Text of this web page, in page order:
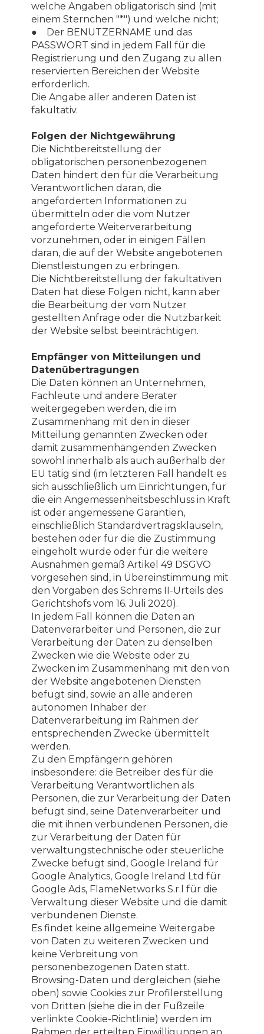
welche Angaben obligatorisch sind (mit
einem Sternchen "*") und welche nicht;
● Der BENUTZERNAME und das
PASSWORT sind in jedem Fall für die
Registrierung und den Zugang zu allen
reservierten Bereichen der Website
erforderlich.
Die Angabe aller anderen Daten ist
fakultativ.
Folgen der Nichtgewährung
Die Nichtbereitstellung der
obligatorischen personenbezogenen
Daten hindert den für die Verarbeitung
Verantwortlichen daran, die
angeforderten Informationen zu
übermitteln oder die vom Nutzer
angeforderte Weiterverarbeitung
vorzunehmen, oder in einigen Fällen
daran, die auf der Website angebotenen
Dienstleistungen zu erbringen.
Die Nichtbereitstellung der fakultativen
Daten hat diese Folgen nicht, kann aber
die Bearbeitung der vom Nutzer
gestellten Anfrage oder die Nutzbarkeit
der Website selbst beeinträchtigen.
Empfänger von Mitteilungen und
Datenübertragungen
Die Daten können an Unternehmen,
Fachleute und andere Berater
weitergegeben werden, die im
Zusammenhang mit den in dieser
Mitteilung genannten Zwecken oder
damit zusammenhängenden Zwecken
sowohl innerhalb als auch außerhalb der
EU tätig sind (im letzteren Fall handelt es
sich ausschließlich um Einrichtungen, für
die ein Angemessenheitsbeschluss in Kraft
ist oder angemessene Garantien,
einschließlich Standardvertragsklauseln,
bestehen oder für die die Zustimmung
eingeholt wurde oder für die weitere
Ausnahmen gemäß Artikel 49 DSGVO
vorgesehen sind, in Übereinstimmung mit
den Vorgaben des Schrems II-Urteils des
Gerichtshofs vom 16. Juli 2020).
In jedem Fall können die Daten an
Datenverarbeiter und Personen, die zur
Verarbeitung der Daten zu denselben
Zwecken wie die Website oder zu
Zwecken im Zusammenhang mit den von
der Website angebotenen Diensten
befugt sind, sowie an alle anderen
autonomen Inhaber der
Datenverarbeitung im Rahmen der
entsprechenden Zwecke übermittelt
werden.
Zu den Empfängern gehören
insbesondere: die Betreiber des für die
Verarbeitung Verantwortlichen als
Personen, die zur Verarbeitung der Daten
befugt sind, seine Datenverarbeiter und
die mit ihnen verbundenen Personen, die
zur Verarbeitung der Daten für
verwaltungstechnische oder steuerliche
Zwecke befugt sind, Google Ireland für
Google Analytics, Google Ireland Ltd für
Google Ads, FlameNetworks S.r.l für die
Verwaltung dieser Website und die damit
verbundenen Dienste.
Es findet keine allgemeine Weitergabe
von Daten zu weiteren Zwecken und
keine Verbreitung von
personenbezogenen Daten statt.
Browsing-Daten und dergleichen (siehe
oben) sowie Cookies zur Profilerstellung
von Dritten (siehe die in der Fußzeile
verlinkte Cookie-Richtlinie) werden im